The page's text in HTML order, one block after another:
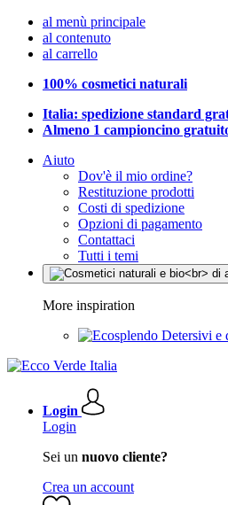
al menù principale
al contenuto
al carrello
100% cosmetici naturali
Italia: spedizione standard
Almeno 1 campioncino
Aiuto
Dov'è il mio ordine?
Restituzione prodotti
Costi di spedizione
Opzioni di pagamento
Contattaci
Tutti i temi
More inspiration
Detersivi e
Login
Login
Sei un nuovo cliente?
Crea un account